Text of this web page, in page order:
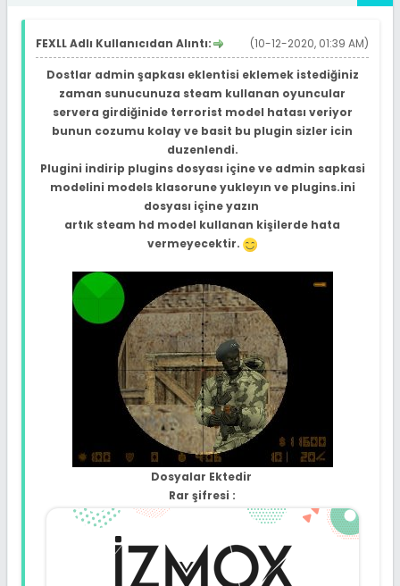
(10-12-2020, 01:39 AM)
FEXLL Adlı Kullanıcıdan Alıntı:
Dostlar admin şapkası eklentisi eklemek istediğiniz
zaman sunucunuza steam kullanan oyuncular
servera girdiğinide terrorist model hatası veriyor
bunun cozumu kolay ve basit bu plugin sizler icin
duzenlendi.
Plugini indirip plugins dosyası içine ve admin sapkasi
modelini models klasorune yukleyın ve plugins.ini
dosyası içine yazın
artık steam hd model kullanan kişilerde hata
vermeyecektir.
Dosyalar Ektedir
Rar şifresi :